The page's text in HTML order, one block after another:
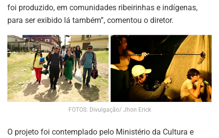
foi produzido, em comunidades ribeirinhas e indígenas,
para ser exibido lá também”, comentou o diretor.
FOTOS: Divulgação/ Jhon Erick
O projeto foi contemplado pelo Ministério da Cultura e